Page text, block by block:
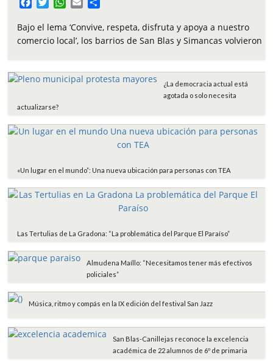
c
e
o
i
t
r
a
t
p
p
a
i
m
p
t
Bajo el lema ‘Convive, respeta, disfruta y apoya a nuestro
comercio local’, los barrios de San Blas y Simancas volvieron
¿La democracia actual está
agotada o solo necesita
actualizarse?
«Un lugar en el mundo”: Una nueva ubicación para personas con TEA
Las Tertulias de La Gradona: “La problemática del Parque El Paraíso”
Almudena Maíllo: “Necesitamos tener más efectivos
policiales”
Música, ritmo y compás en la IX edición del festival San Jazz
San Blas-Canillejas reconoce la excelencia
académica de 22 alumnos de 6º de primaria